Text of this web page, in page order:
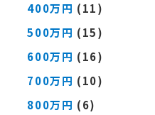
400万円 (11)
500万円 (15)
600万円 (16)
700万円 (10)
800万円 (6)